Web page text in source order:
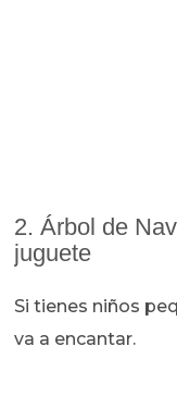
2. Árbol de
juguete
Si tienes niños
va a encantar.